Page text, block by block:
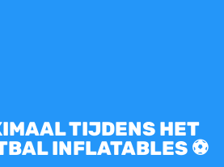
TIJDENS HET
INFLATABLES ⚽